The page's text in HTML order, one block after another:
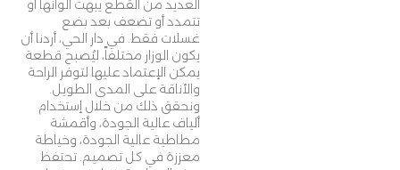
العديد من القطع يبهت ألوانها أو
تتمدد أو تضعف بعد بضع
غسلات فقط. في دار الحي، أردنا أن
يكون الوزار مختلفاً، ليُصبح قطعة
يمكن الإعتماد عليها لتوفر الراحة
والأناقة على المدى الطويل.
ونحقق ذلك من خلال إستخدام
ألياف عالية الجودة، وأقمشة
مطاطية عالية الجودة، وخياطة
معززة في كل تصميم. تحتفظ